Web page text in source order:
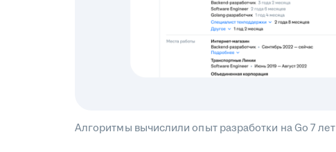
Алгоритмы вычислили опыт разработки на Go 7 лет